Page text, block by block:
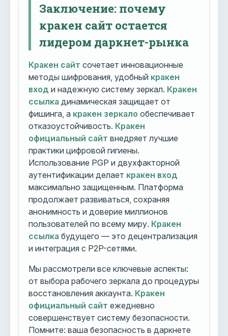
Заключение: почему
кракен сайт остается
лидером даркнет-рынка
Кракен сайт сочетает инновационные
методы шифрования, удобный кракен
вход и надежную систему зеркал. Кракен
ссылка динамическая защищает от
фишинга, а кракен зеркало обеспечивает
отказоустойчивость. Кракен
официальный сайт внедряет лучшие
практики цифровой гигиены.
Использование PGP и двухфакторной
аутентификации делает кракен вход
максимально защищенным. Платформа
продолжает развиваться, сохраняя
анонимность и доверие миллионов
пользователей по всему миру. Кракен
ссылка будущего — это децентрализация
и интеграция с P2P-сетями.
Мы рассмотрели все ключевые аспекты:
от выбора рабочего зеркала до процедуры
восстановления аккаунта. Кракен
официальный сайт ежедневно
совершенствует систему безопасности.
Помните: ваша безопасность в даркнете